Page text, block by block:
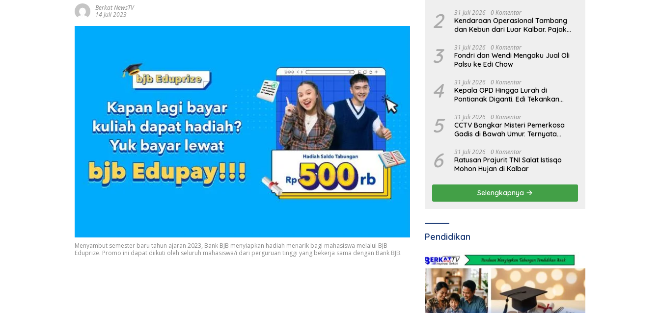
Berkat NewsTV
14 Juli 2023
Menyambut semester baru tahun ajaran 2023, Bank BJB menyiapkan hadiah menarik bagi mahasiswa melalui BJB
Eduprize. Promo ini dapat diikuti oleh seluruh mahasiswa/i dari perguruan tinggi yang bekerja sama dengan Bank BJB.
2 31 Juli 2026 0 Komentar
Kendaraan Operasional Tambang
dan Kebun dari Luar Kalbar. Pajak
3 31 Juli 2026 0 Komentar
Fondri dan Wendi Mengaku Jual Oli
Palsu ke Edi Chow
4 31 Juli 2026 0 Komentar
Kepala OPD Hingga Lurah di
Pontianak Diganti. Edi Tekankan
5 31 Juli 2026 0 Komentar
CCTV Bongkar Misteri Pemerkosa
Gadis di Bawah Umur. Ternyata
6 31 Juli 2026 0 Komentar
Ratusan Prajurit TNI Salat Istisqo
Mohon Hujan di Kalbar
Selengkapnya
Pendidikan